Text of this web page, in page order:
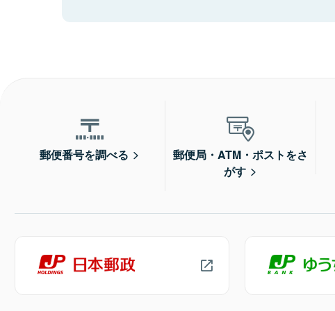
郵便番号を調べる
郵便局・ATM・ポストをさ
がす